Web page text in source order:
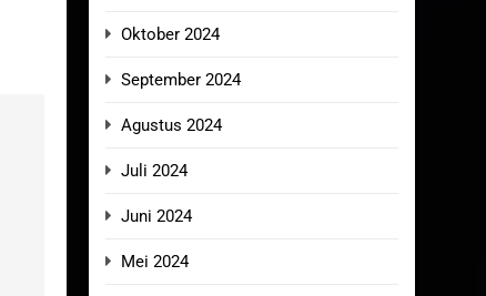
Oktober 2024
September 2024
Agustus 2024
Juli 2024
Juni 2024
Mei 2024